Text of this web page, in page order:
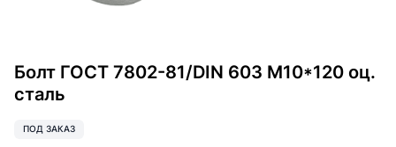
Болт ГОСТ 7802-81/DIN 603 М10*120 оц.
сталь
ПОД ЗАКАЗ